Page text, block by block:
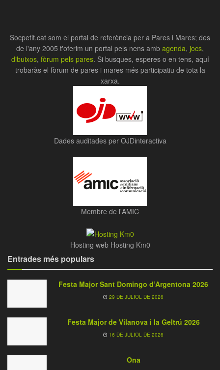
Socpetit.cat som el portal de referència per a Pares i Mares; des
de l'any 2005 t'oferim un portal pels nens amb agenda, jocs,
dibuixos, fòrum pels pares. Si busques, esperes o en tens, aquí
trobaràs el fòrum de pares i mares més participatiu de tota la
xarxa.
Dades auditades per OJDinteractiva
Membre de l'AMIC
Hosting web Hosting Km0
Entrades més populars
Festa Major Sant Domingo d’Argentona 2026
29 DE JULIOL DE 2026
Festa Major de Vilanova i la Geltrú 2026
16 DE JULIOL DE 2026
Ona